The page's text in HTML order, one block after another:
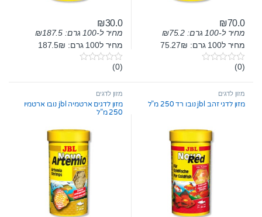
₪70.0
מחיר ל-100 גרם: ₪75.2
מחיר ל100 גרם: 75.27₪
0
t
o
f
(0)
₪30.0
מחיר ל-100 גרם: ₪187.5
מחיר ל100 גרם: 187.5₪
0
t
o
f
5
(0)
מזון לדגים
מזון לדגי זהב jbl נובו רד 250 מ”ל
מזון לדגים
מזון לדגים ארטמיה jbl נובו ארטמיו
250 מ”ל